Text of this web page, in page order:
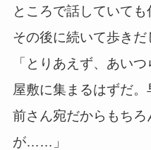
ところで話していても
その後に続いて歩きだ
「とりあえず、あい
屋敷に集まるはずだ
前さん宛だからもちろ
が……」